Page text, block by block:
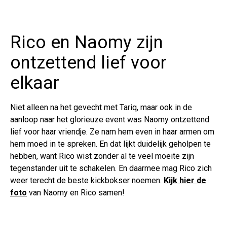
Rico en Naomy zijn
ontzettend lief voor
elkaar
Niet alleen na het gevecht met Tariq, maar ook in de
aanloop naar het glorieuze event was Naomy ontzettend
lief voor haar vriendje. Ze nam hem even in haar armen om
hem moed in te spreken. En dat lijkt duidelijk geholpen te
hebben, want Rico wist zonder al te veel moeite zijn
tegenstander uit te schakelen. En daarmee mag Rico zich
weer terecht de beste kickbokser noemen. Kijk hier de
foto van Naomy en Rico samen!